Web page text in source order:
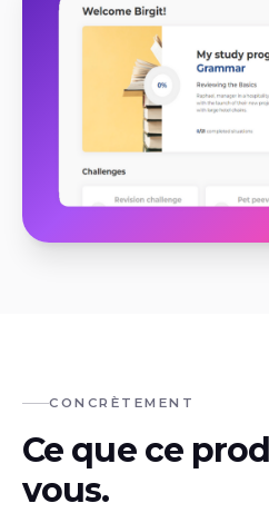
CONCRÈTEMENT
Ce que ce
vous.